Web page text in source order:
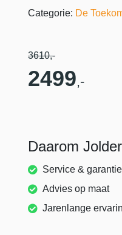
Categorie: De
3610,-
2499,-
Daarom
Service & garantie
Advies op maat
Jarenlange